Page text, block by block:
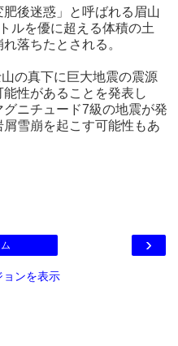
後迷惑」と呼ばれる眉山
ルを優に超える体積の土
落ちたとされる。
の真下に巨大地震の震源
性があることを発表し
ニチュード7級の地震が発
雪崩を起こす可能性もあ
›
ョンを表示